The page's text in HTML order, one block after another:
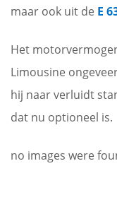
maar ook uit de E
Het
Limousine
hij naar verluidt
dat nu optioneel is.
no images were